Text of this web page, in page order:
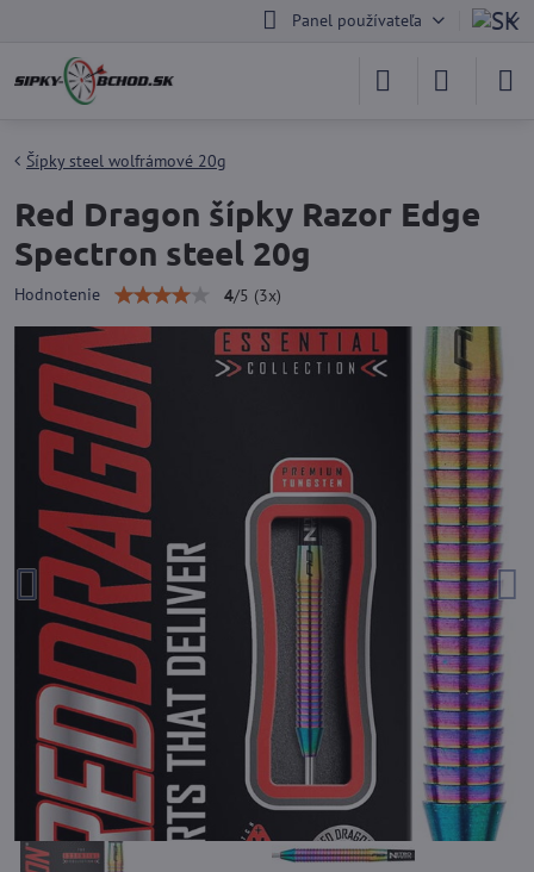
Panel používateľa
Šípky steel wolfrámové 20g
Red Dragon šípky Razor Edge
Spectron steel 20g
Hodnotenie 4/5 (3x)